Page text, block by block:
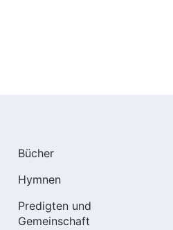
Bücher
Hymnen
Predigten und
Gemeinschaft